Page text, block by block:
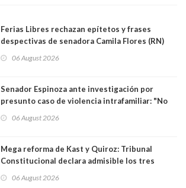
Ferias Libres rechazan epítetos y frases
despectivas de senadora Camila Flores (RN)
06 August 2026
Senador Espinoza ante investigación por
presunto caso de violencia intrafamiliar: "No
antecedentes a Tribunal Supremo
06 August 2026
Mega reforma de Kast y Quiroz: Tribunal
Constitucional declara admisible los tres
06 August 2026